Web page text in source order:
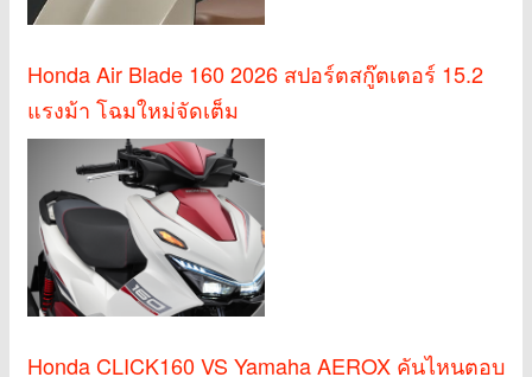
Honda Air Blade 160 2026 สปอร์ตสกู๊ตเตอร์ 15.2
แรงม้า โฉมใหม่จัดเต็ม
Honda CLICK160 VS Yamaha AEROX คันไหนตอบ